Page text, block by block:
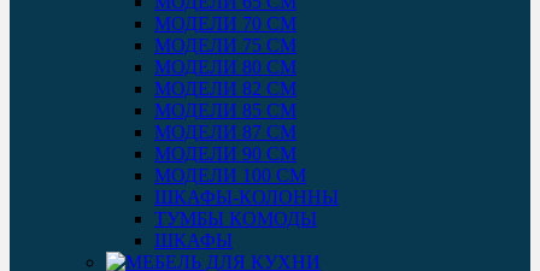
МОДЕЛИ 70 СМ
МОДЕЛИ 75 СМ
МОДЕЛИ 80 СМ
МОДЕЛИ 82 СМ
МОДЕЛИ 85 СМ
МОДЕЛИ 87 СМ
МОДЕЛИ 90 СМ
МОДЕЛИ 100 СМ
ШКАФЫ-КОЛОННЫ
ТУМБЫ КОМОДЫ
ШКАФЫ